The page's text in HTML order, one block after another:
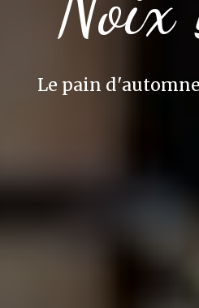
Le pain